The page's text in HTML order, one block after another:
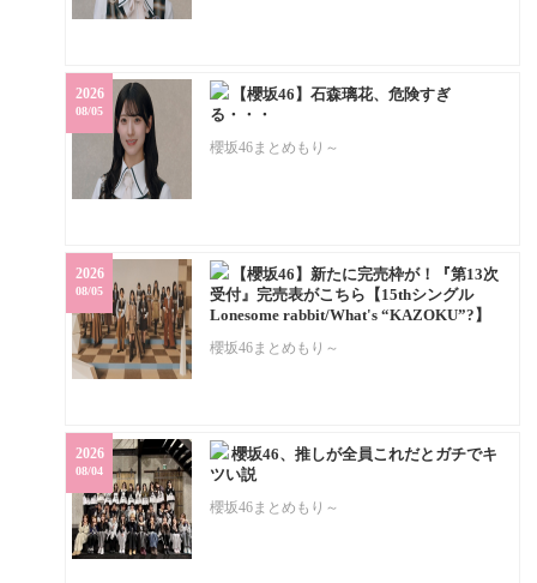
【櫻坂46】石森璃花、危険すぎ
る・・・
櫻坂46まとめもり～
2026
08/05
【櫻坂46】新たに完売枠が！『第13次
受付』完売表がこちら【15thシングル
Lonesome rabbit/What's “KAZOKU”?】
櫻坂46まとめもり～
2026
08/05
櫻坂46、推しが全員これだとガチでキ
ツい説
櫻坂46まとめもり～
2026
08/04